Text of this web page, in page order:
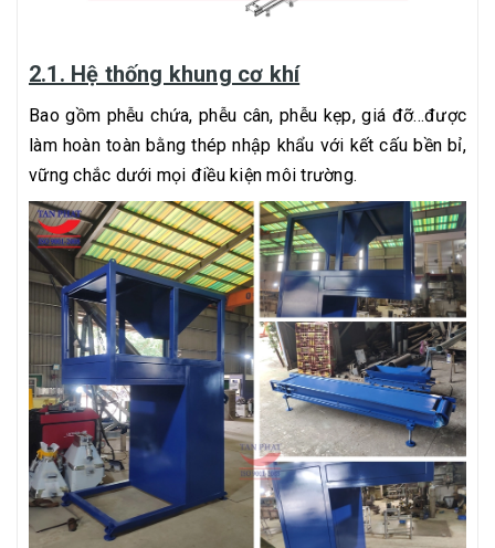
2.1. Hệ thống khung cơ khí
Bao gồm phễu chứa, phễu cân, phễu kẹp, giá đỡ...được
làm hoàn toàn bằng thép nhập khẩu với kết cấu bền bỉ,
vững chắc dưới mọi điều kiện môi trường.